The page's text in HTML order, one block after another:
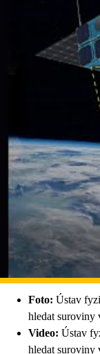
Foto: Ústav
hledat suroviny
Video: Ústav
hledat suroviny